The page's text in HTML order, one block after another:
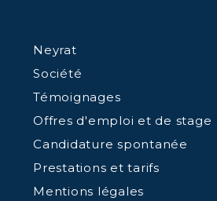
Neyrat
Société
Témoignages
Offres d'emploi et de stage
Candidature spontanée
Prestations et tarifs
Mentions légales